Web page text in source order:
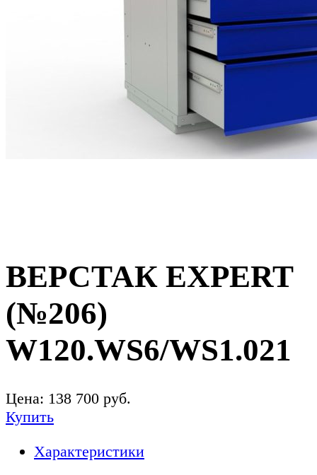
ВЕРСТАК EXPERT
(№206)
W120.WS6/WS1.021
Цена: 138 700 руб.
Купить
Характеристики